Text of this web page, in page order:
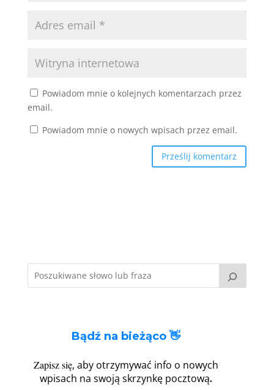
Powiadom mnie o kolejnych komentarzach przez
email.
Powiadom mnie o nowych wpisach przez email.
Bądź na bieżąco 👋
Zapisz się, aby otrzymywać info o nowych
wpisach na swoją skrzynkę pocztową.